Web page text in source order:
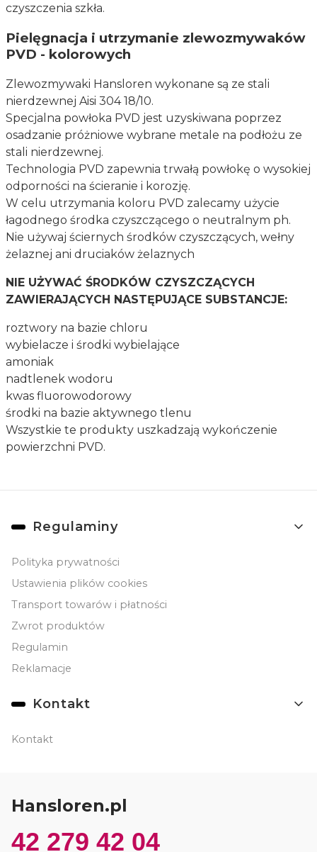
czyszczenia szkła.
Pielęgnacja i utrzymanie zlewozmywaków
PVD - kolorowych
Zlewozmywaki Hansloren wykonane są ze stali
nierdzewnej Aisi 304 18/10.
Specjalna powłoka PVD jest uzyskiwana poprzez
osadzanie próżniowe wybrane metale na podłożu ze
stali nierdzewnej.
Technologia PVD zapewnia trwałą powłokę o wysokiej
odporności na ścieranie i korozję.
W celu utrzymania koloru PVD zalecamy użycie
łagodnego środka czyszczącego o neutralnym ph.
Nie używaj ściernych środków czyszczących, wełny
żelaznej ani druciaków żelaznych
NIE UŻYWAĆ ŚRODKÓW CZYSZCZĄCYCH
ZAWIERAJĄCYCH NASTĘPUJĄCE SUBSTANCJE:
roztwory na bazie chloru
wybielacze i środki wybielające
amoniak
nadtlenek wodoru
kwas fluorowodorowy
środki na bazie aktywnego tlenu
Wszystkie te produkty uszkadzają wykończenie
powierzchni PVD.
Linki w stopce
Regulaminy
Polityka prywatności
Ustawienia plików cookies
Transport towarów i płatności
Zwrot produktów
Regulamin
Reklamacje
Kontakt
Kontakt
Hansloren.pl
42 279 42 04